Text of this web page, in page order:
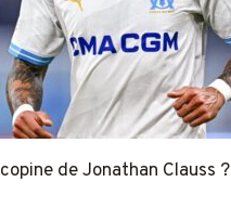
de Jonathan Clauss ?